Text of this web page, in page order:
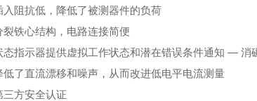
抗低，降低了被测器件的负荷
心结构，电路连接简便
示器提供虚拟工作状态和潜在错误条件通知 — 消磁
直流漂移和噪声，从而改进低电平电流测量
安全认证